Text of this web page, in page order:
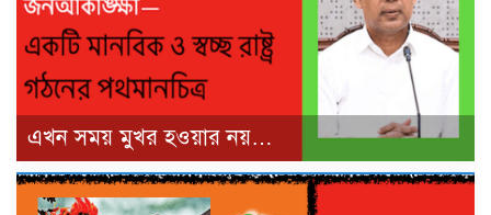
এখন সময় মুখর হওয়ার নয়…